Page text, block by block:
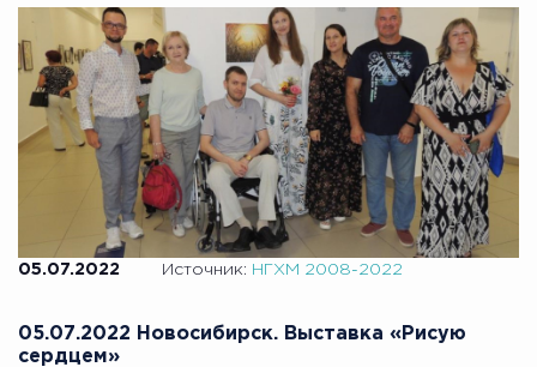
05.07.2022 Источник: НГХМ 2008-2022
05.07.2022 Новосибирск. Выставка «Рисую
сердцем»